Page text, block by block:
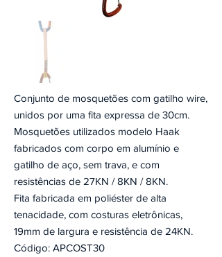
Conjunto de mosquetões com gatilho wire,
unidos por uma fita expressa de 30cm.
Mosquetões utilizados modelo Haak
fabricados com corpo em alumínio e
gatilho de aço, sem trava, e com
resistências de 27KN / 8KN / 8KN.
Fita fabricada em poliéster de alta
tenacidade, com costuras eletrônicas,
19mm de largura e resistência de 24KN.
Código: APCOST30